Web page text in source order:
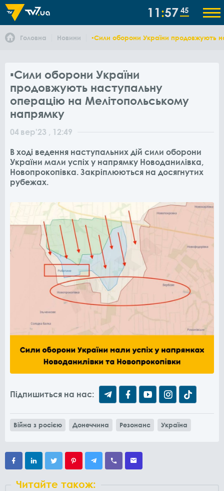
11 57 45
Головна Новини ▪️Сили оборони України продовжують
▪️Сили оборони України
продовжують наступальну
операцію на Мелітопольському
напрямку
04 вер'23 , 12:49
В ході ведення наступальних дій сили оборони
України мали успіх у напрямку Новоданилівка,
Новопрокопівка. Закріплюються на досягнутих
рубежах.
Підпишиться на нас:
Війна з росією Донеччина Резонанс Україна
Читайте також: